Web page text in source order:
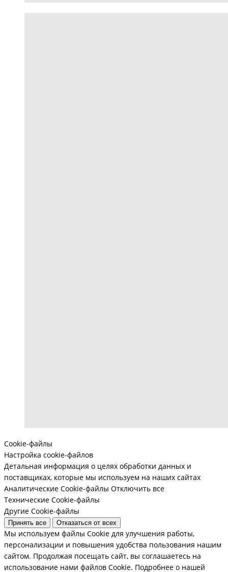
Cookie-файлы
Настройка cookie-файлов
Детальная информация о целях обработки данных и
поставщиках, которые мы используем на наших сайтах
Аналитические Cookie-файлы Отключить все
Технические Cookie-файлы
Другие Cookie-файлы
Принять все Отказаться от всех
Мы используем файлы Cookie для улучшения работы,
персонализации и повышения удобства пользования нашим
сайтом. Продолжая посещать сайт, вы соглашаетесь на
использование нами файлов Cookie. Подробнее о нашей